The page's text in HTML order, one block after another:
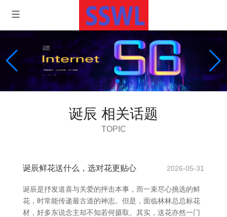
诞辰 相关话题
TOPIC
诞辰鲜花送什么，选对花更贴心 2026-05-31
诞辰是抒发道喜与关爱的抨击本事，而一束尽心挑选的鲜
花，时常能传递最古道的神志。但是，面临林林总总标花
材，好多东说念主却不知若何摄取。其实，送花亦然一门